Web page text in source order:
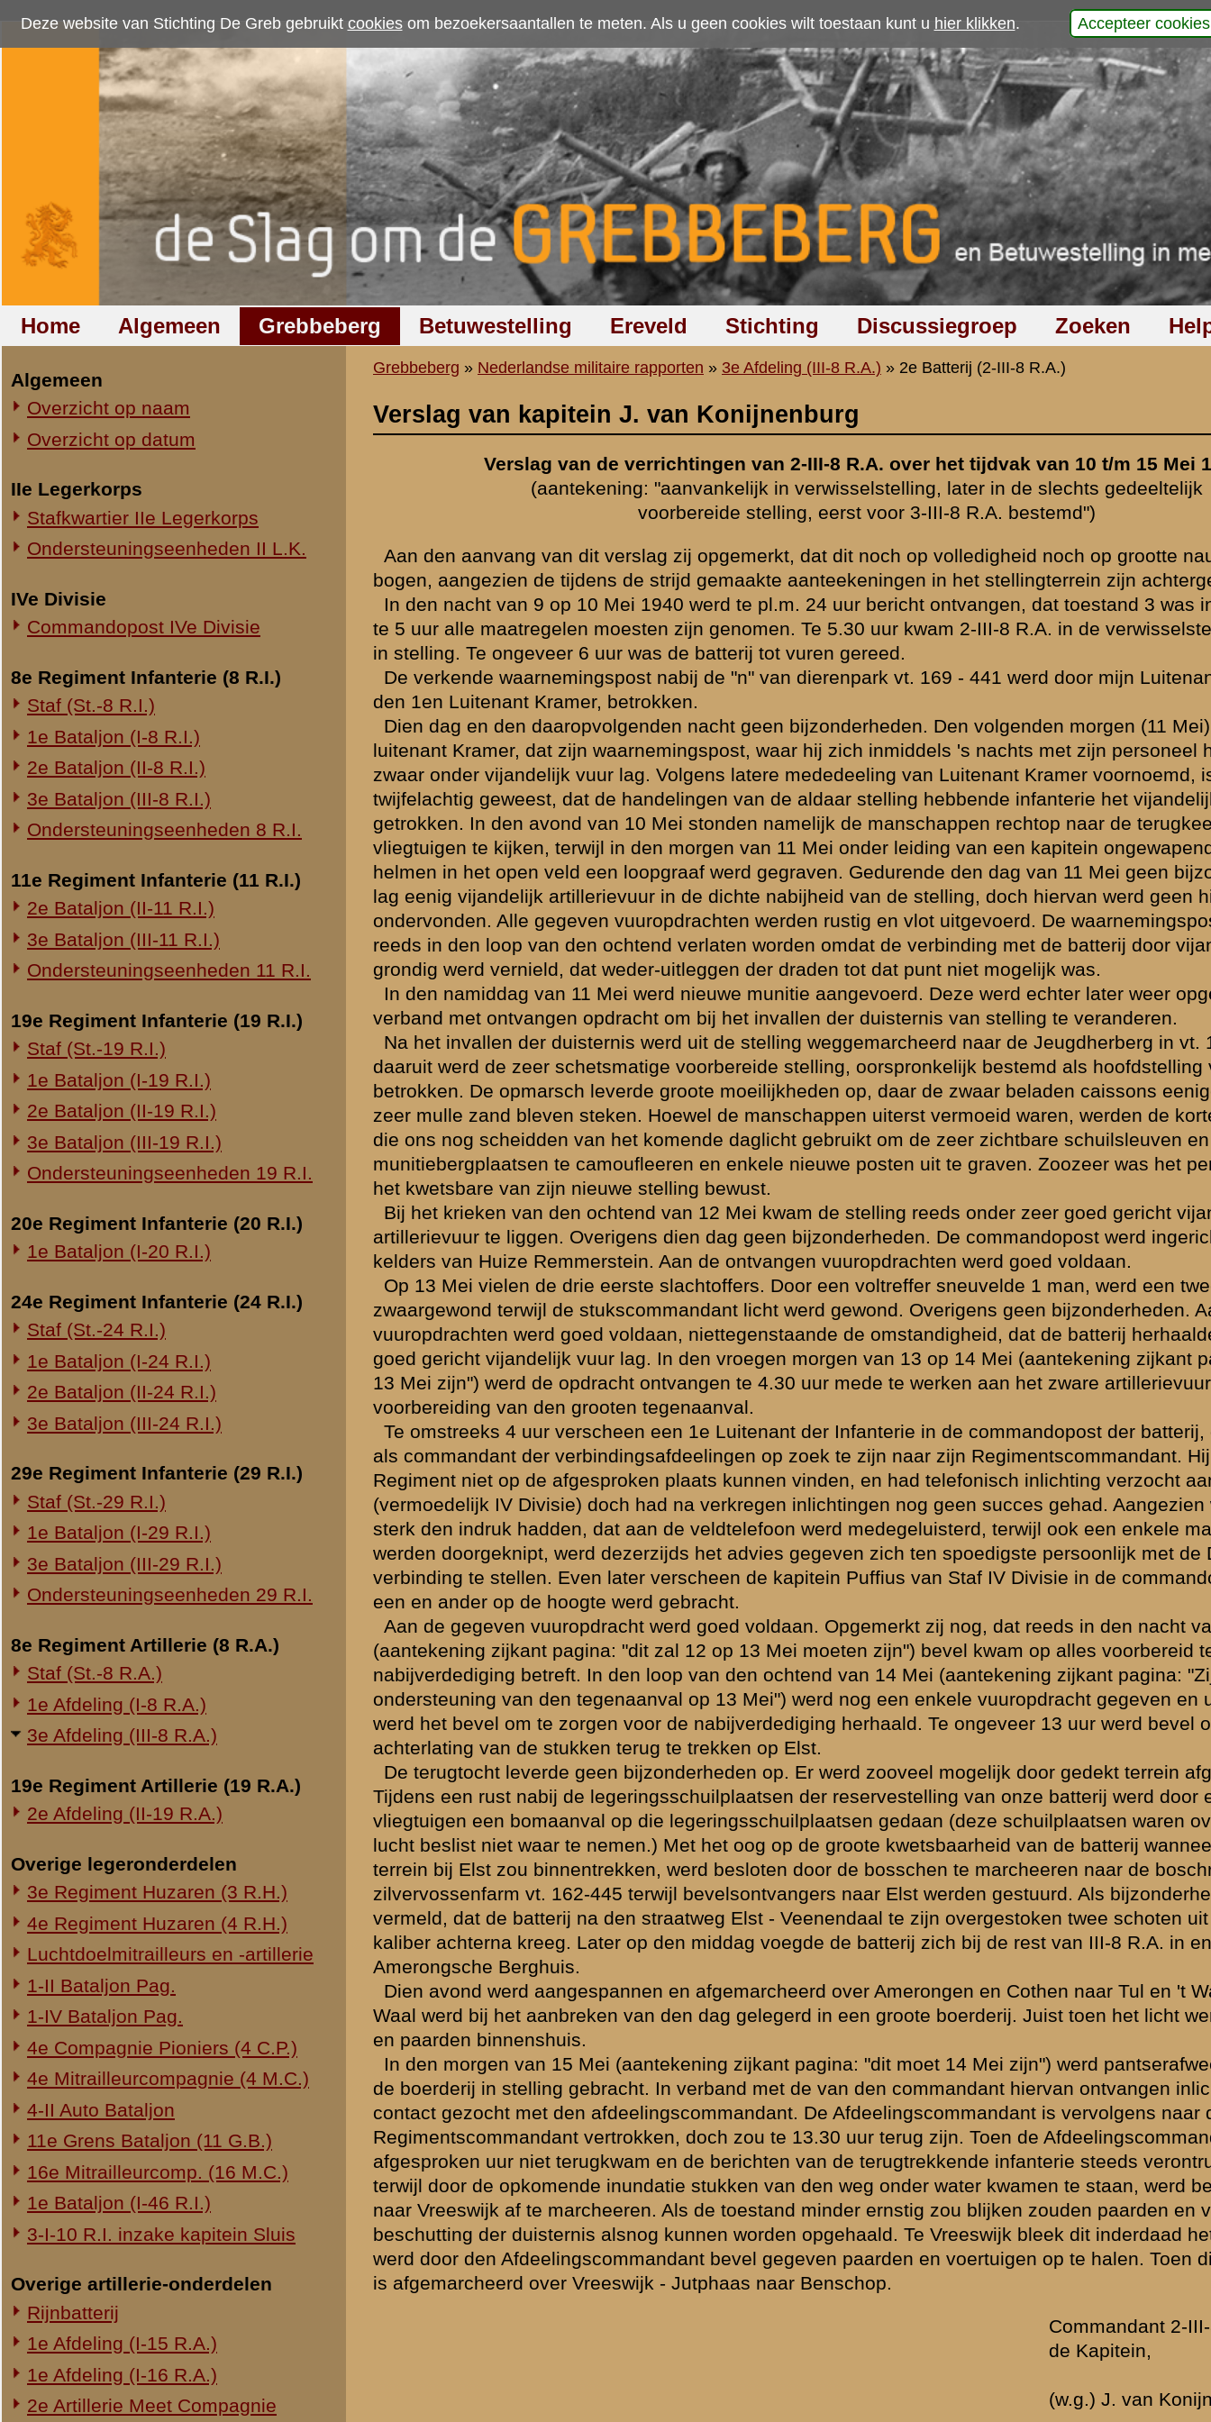
Deze website van Stichting De Greb gebruikt cookies om bezoekersaantallen te meten. Als u geen cookies wilt toestaan kunt u hier klikken Accepteer cookies
Home Algemeen Grebbeberg Betuwestelling Ereveld Stichting Discussiegroep Zoeken Help
Algemeen
Overzicht op naam
IIe Legerkorps
Stafkwartier IIe Legerkorps
IVe Divisie
Commandopost IVe Divisie
8e Regiment Infanterie (8 R.I.)
1e Bataljon (I-8 R.I.)
2e Bataljon (II-8 R.I.)
3e Bataljon (III-8 R.I.)
Ondersteuningseenheden 8 R.I.
2e Bataljon (II-11 R.I.)
3e Bataljon (III-11 R.I.)
19e Regiment Infanterie (19 R.I.)
Staf (St.-19 R.I.)
1e Bataljon (I-19 R.I.)
2e Bataljon (II-19 R.I.)
3e Bataljon (III-19 R.I.)
Ondersteuningseenheden 19 R.I.
1e Bataljon (I-20 R.I.)
Staf (St.-24 R.I.)
1e Bataljon (I-24 R.I.)
3e Bataljon (III-24 R.I.)
29e Regiment Infanterie (29 R.I.)
1e Bataljon (I-29 R.I.)
3e Bataljon (III-29 R.I.)
Ondersteuningseenheden 29 R.I.
Staf (St.-8 R.A.)
1e Afdeling (I-8 R.A.)
3e Afdeling (III-8 R.A.)
Overige legeronderdelen
3e Regiment Huzaren (3 R.H.)
Luchtdoelmitrailleurs en -artillerie
1-II Bataljon Pag.
1-IV Bataljon Pag.
4e Compagnie Pioniers (4 C.P.)
4e Mitrailleurcompagnie (4 M.C.)
4-II Auto Bataljon
11e Grens Bataljon (11 G.B.)
1e Bataljon (I-46 R.I.)
Overige artillerie-onderdelen
Rijnbatterij
1e Afdeling (I-15 R.A.)
2e Artillerie Meet Compagnie
Onderwerp gerelateerd
Opblazen spoorbrug bij Rhenen
Onderzoek Ouwehand
Pfeifpatronen
Inspectietochten C.V. 1940
Strafprocessen 1941-1942
Grebbeberg» Nederlandse militaire rapporten »3e Afdeling (III-8 R.A.) » 2e Batterij (2-III-8 R.A.)
Verslag van kapitein J. van Konijnenburg
Verslag van de verrichtingen van 2-III-8 R.A. over het tijdvak van 10 t/m 15 Mei 1940.
(aantekening: "aanvankelijk in verwisselstelling, later in de slechts gedeeltelijk
voorbereide stelling, eerst voor 3-III-8 R.A. bestemd")
Aan den aanvang van dit verslag zij opgemerkt, dat dit noch op volledigheid noch op grootte nauwkeurigheid kan
In den nacht van 9 op 10 Mei 1940 werd te pl.m. 24 uur bericht ontvangen, dat toestand 3 was ingetreden en dat
te 5 uur alle maatregelen moesten zijn genomen. Te 5.30 uur kwam 2-III-8 R.A. in de verwisselstelling te Rhenen
in stelling. Te ongeveer 6 uur was de batterij tot vuren gereed.
Dien dag en den daaropvolgenden nacht geen bijzonderheden. Den volgenden morgen (11 Mei) meldde de
luitenant Kramer, dat zijn waarnemingspost, waar hij zich inmiddels 's nachts met zijn personeel had ingegraven,
zwaar onder vijandelijk vuur lag. Volgens latere mededeeling van Luitenant Kramer voornoemd, is het niet
twijfelachtig geweest, dat de handelingen van de aldaar stelling hebbende infanterie het vijandelijk vuur hebben
getrokken. In den avond van 10 Mei stonden namelijk de manschappen rechtop naar de terugkeerende
vliegtuigen te kijken, terwijl in den morgen van 11 Mei onder leiding van een kapitein ongewapend en zonder
helmen in het open veld een loopgraaf werd gegraven. Gedurende den dag van 11 Mei geen bijzonderheden. Wel
lag eenig vijandelijk artillerievuur in de dichte nabijheid van de stelling, doch hiervan werd geen hinder
ondervonden. Alle gegeven vuuropdrachten werden rustig en vlot uitgevoerd. De waarnemingspost moest echter
reeds in den loop van den ochtend verlaten worden omdat de verbinding met de batterij door vijandelijk vuur zoo
grondig werd vernield, dat weder-uitleggen der draden tot dat punt niet mogelijk was.
In den namiddag van 11 Mei werd nieuwe munitie aangevoerd. Deze werd echter later weer opgeladen in
verband met ontvangen opdracht om bij het invallen der duisternis van stelling te veranderen.
Na het invallen der duisternis werd uit de stelling weggemarcheerd naar de Jeugdherberg in vt. 167-443. Van
daaruit werd de zeer schetsmatige voorbereide stelling, oorspronkelijk bestemd als hoofdstelling voor 3-III-8 R.A.,
betrokken. De opmarsch leverde groote moeilijkheden op, daar de zwaar beladen caissons eenige malen in het
zeer mulle zand bleven steken. Hoewel de manschappen uiterst vermoeid waren, werden de korte oogenblikken,
die ons nog scheidden van het komende daglicht gebruikt om de zeer zichtbare schuilsleuven en
munitiebergplaatsen te camoufleeren en enkele nieuwe posten uit te graven. Zoozeer was het personeel zich van
het kwetsbare van zijn nieuwe stelling bewust.
Bij het krieken van den ochtend van 12 Mei kwam de stelling reeds onder zeer goed gericht vijandelijk
artillerievuur te liggen. Overigens dien dag geen bijzonderheden. De commandopost werd ingericht in een der
kelders van Huize Remmerstein. Aan de ontvangen vuuropdrachten werd goed voldaan.
Op 13 Mei vielen de drie eerste slachtoffers. Door een voltreffer sneuvelde 1 man, werd een tweede
zwaargewond terwijl de stukscommandant licht werd gewond. Overigens geen bijzonderheden. Aan de gegeven
vuuropdrachten werd goed voldaan, niettegenstaande de omstandigheid, dat de batterij herhaaldelijk onder zeer
goed gericht vijandelijk vuur lag. In den vroegen morgen van 13 op 14 Mei (aantekening zijkant pagina: "dit moet
13 Mei zijn") werd de opdracht ontvangen te 4.30 uur mede te werken aan het zware artillerievuur, ter
voorbereiding van den grooten tegenaanval.
Te omstreeks 4 uur verscheen een 1e Luitenant der Infanterie in de commandopost der batterij, die mededeelde
als commandant der verbindingsafdeelingen op zoek te zijn naar zijn Regimentscommandant. Hij had zijn
Regiment niet op de afgesproken plaats kunnen vinden, en had telefonisch inlichting verzocht aan de Divisie
(vermoedelijk IV Divisie) doch had na verkregen inlichtingen nog geen succes gehad. Aangezien wij inmiddels
sterk den indruk hadden, dat aan de veldtelefoon werd medegeluisterd, terwijl ook een enkele maal de draden
werden doorgeknipt, werd dezerzijds het advies gegeven zich ten spoedigste persoonlijk met de Divisie in
verbinding te stellen. Even later verscheen de kapitein Puffius van Staf IV Divisie in de commandopost, die van
een en ander op de hoogte werd gebracht.
Aan de gegeven vuuropdracht werd goed voldaan. Opgemerkt zij nog, dat reeds in den nacht van 13 op 14 Mei
(aantekening zijkant pagina: "dit zal 12 op 13 Mei moeten zijn") bevel kwam op alles voorbereid te zijn, wat de
nabijverdediging betreft. In den loop van den ochtend van 14 Mei (aantekening zijkant pagina: "Zijn de vuren ter
ondersteuning van den tegenaanval op 13 Mei") werd nog een enkele vuuropdracht gegeven en uitgevoerd en
werd het bevel om te zorgen voor de nabijverdediging herhaald. Te ongeveer 13 uur werd bevel ontvangen met
achterlating van de stukken terug te trekken op Elst.
De terugtocht leverde geen bijzonderheden op. Er werd zooveel mogelijk door gedekt terrein afgemarcheerd.
Tijdens een rust nabij de legeringsschuilplaatsen der reservestelling van onze batterij werd door een eskader
vliegtuigen een bomaanval op die legeringsschuilplaatsen gedaan (deze schuilplaatsen waren overigens uit de
lucht beslist niet waar te nemen.) Met het oog op de groote kwetsbaarheid van de batterij wanneer deze het open
terrein bij Elst zou binnentrekken, werd besloten door de bosschen te marcheeren naar de boschrand nabij de
zilvervossenfarm vt. 162-445 terwijl bevelsontvangers naar Elst werden gestuurd. Als bijzonderheid zij nog
vermeld, dat de batterij na den straatweg Elst - Veenendaal te zijn overgestoken twee schoten uit geschut van licht
kaliber achterna kreeg. Later op den middag voegde de batterij zich bij de rest van III-8 R.A. in en nabij het
Amerongsche Berghuis.
Dien avond werd aangespannen en afgemarcheerd over Amerongen en Cothen naar Tul en 't Waal. Te Tul en 't
Waal werd bij het aanbreken van den dag gelegerd in een groote boerderij. Juist toen het licht werd waren mannen
en paarden binnenshuis.
In den morgen van 15 Mei (aantekening zijkant pagina: "dit moet 14 Mei zijn") werd pantserafweergeschut voor
de boerderij in stelling gebracht. In verband met de van den commandant hiervan ontvangen inlichtingen werd
contact gezocht met den afdeelingscommandant. De Afdeelingscommandant is vervolgens naar den
Regimentscommandant vertrokken, doch zou te 13.30 uur terug zijn. Toen de Afdeelingscommandant op het
afgesproken uur niet terugkwam en de berichten van de terugtrekkende infanterie steeds verontrustender werden,
terwijl door de opkomende inundatie stukken van den weg onder water kwamen te staan, werd besloten te voet
naar Vreeswijk af te marcheeren. Als de toestand minder ernstig zou blijken zouden paarden en voertuigen onder
beschutting der duisternis alsnog kunnen worden opgehaald. Te Vreeswijk bleek dit inderdaad het geval te zijn en
werd door den Afdeelingscommandant bevel gegeven paarden en voertuigen op te halen. Toen dit geschied was
is afgemarcheerd over Vreeswijk - Jutphaas naar Benschop.
Commandant 2-III-8 R.A.
(w.g.) J. van Konijnenburg.
Voor eensluidend afschrift
De waarnemend Luitenant-,Adjudant III-8 R.A.
Brondocument 2
(PDF, 894.97 KB)
3e Batterij (3-III-8 R.A.)
2e Batterij (2-III-8 R.A.)
© 1998-2026Stichting De Greb| Overzicht recente aanvullingen Gebruiksvoorwaarden Veelgestelde vragen Afkortingen